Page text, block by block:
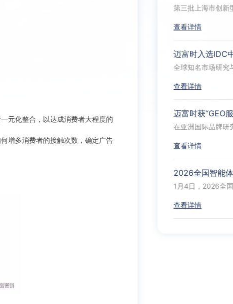
化整合，以达成消费者大程度的
多消费者的接触次数，确定广告
查看详情
查看详情
查看详情
查看详情